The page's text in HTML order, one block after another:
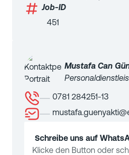
Job-ID
451
Mustafa Can
0781 284251-13
Schreibe uns auf
Klicke den Button oder